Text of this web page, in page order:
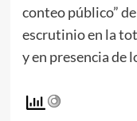
conteo público”
escrutinio en la
y en presencia de